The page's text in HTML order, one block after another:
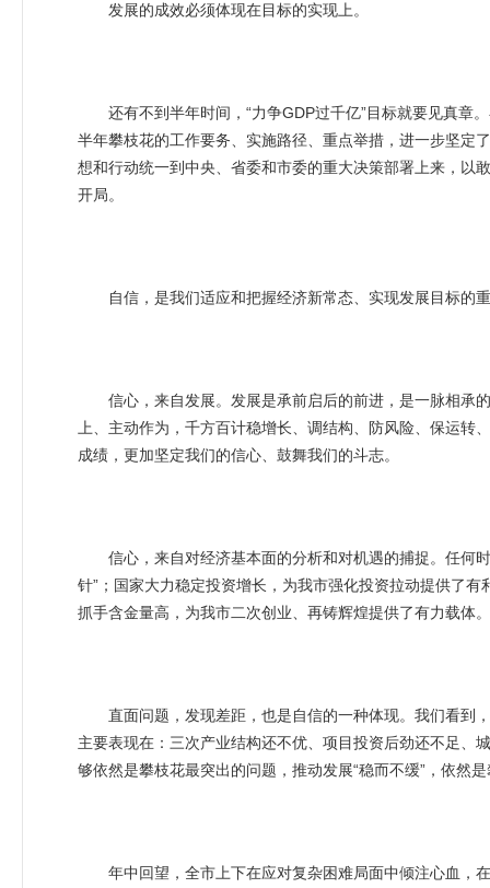
发展的成效必须体现在目标的实现上。
还有不到半年时间，“力争GDP过千亿”目标就要见真章
半年攀枝花的工作要务、实施路径、重点举措，进一步坚定
想和行动统一到中央、省委和市委的重大决策部署上来，以
开局。
自信，是我们适应和把握经济新常态、实现发展目标的
信心，来自发展。发展是承前启后的前进，是一脉相承的
上、主动作为，千方百计稳增长、调结构、防风险、保运
成绩，更加坚定我们的信心、鼓舞我们的斗志。
信心，来自对经济基本面的分析和对机遇的捕捉。任何时
针”；国家大力稳定投资增长，为我市强化投资拉动提供了
抓手含金量高，为我市二次创业、再铸辉煌提供了有力载体
直面问题，发现差距，也是自信的一种体现。我们看到，
主要表现在：三次产业结构还不优、项目投资后劲还不足、
够依然是攀枝花最突出的问题，推动发展“稳而不缓”，依然
年中回望，全市上下在应对复杂困难局面中倾注心血，在